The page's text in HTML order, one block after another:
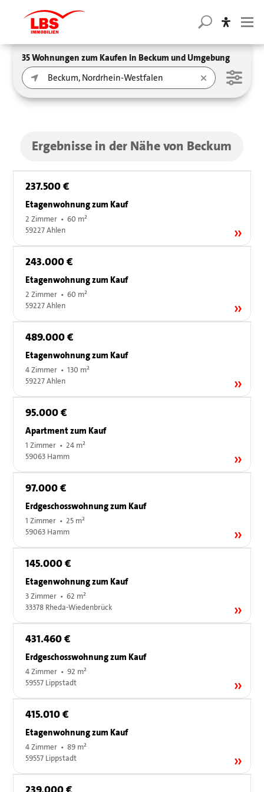
35 Wohnungen zum Kaufen in Beckum und Umgebung
Ergebnisse in der Nähe von Beckum
237.500 €
Etagenwohnung zum Kauf
2 Zimmer • 60 m²
59227 Ahlen
243.000 €
Etagenwohnung zum Kauf
2 Zimmer • 60 m²
59227 Ahlen
489.000 €
Etagenwohnung zum Kauf
4 Zimmer • 130 m²
59227 Ahlen
95.000 €
Apartment zum Kauf
1 Zimmer • 24 m²
59063 Hamm
97.000 €
Erdgeschosswohnung zum Kauf
1 Zimmer • 25 m²
59063 Hamm
145.000 €
Etagenwohnung zum Kauf
3 Zimmer • 62 m²
33378 Rheda-Wiedenbrück
431.460 €
Erdgeschosswohnung zum Kauf
4 Zimmer • 92 m²
59557 Lippstadt
415.010 €
Etagenwohnung zum Kauf
4 Zimmer • 89 m²
59557 Lippstadt